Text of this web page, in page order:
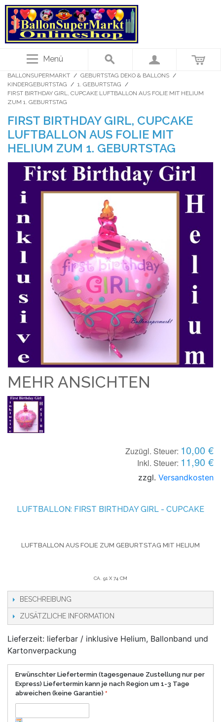
Menü
BALLONSUPERMARKT / GEBURTSTAG DEKO & BALLONS /
KINDERGEBURTSTAG / 1. GEBURTSTAG /
FIRST BIRTHDAY GIRL, CUPCAKE LUFTBALLON AUS FOLIE MIT HELIUM
ZUM 1. GEBURTSTAG
FIRST BIRTHDAY GIRL, CUPCAKE
LUFTBALLON AUS FOLIE MIT
HELIUM ZUM 1. GEBURTSTAG
MEHR ANSICHTEN
Zuzügl. Steuer: 10,00 €
Inkl. Steuer: 11,90 €
zzgl. Versandkosten
LUFTBALLON: FIRST BIRTHDAY GIRL - CUPCAKE
LUFTBALLON AUS FOLIE ZUM GEBURTSTAG MIT HELIUM
CA. 91 X 74 CM
BESCHREIBUNG
ZUSÄTZLICHE INFORMATION
Lieferzeit: lieferbar / inklusive Helium, Ballonband und
Kartonverpackung
Erwünschter Liefertermin (tagesgenaue Zustellung nur per
Express) Liefertermin kann je nach Region um 1-3 Tage
abweichen (keine Garantie)